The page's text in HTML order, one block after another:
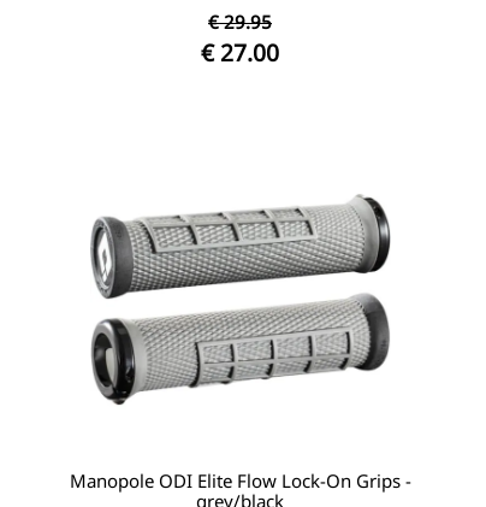
€ 29.95
€ 27.00
Manopole ODI Elite Flow Lock-On Grips -
grey/black